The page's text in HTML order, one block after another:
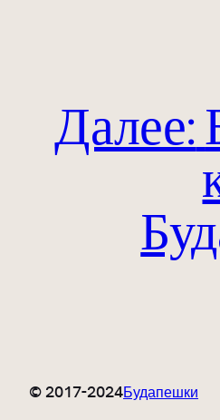
Далее:
© 2017-2024Будапешки